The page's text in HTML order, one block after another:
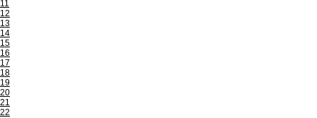
11
12
13
14
15
16
17
18
19
20
21
22